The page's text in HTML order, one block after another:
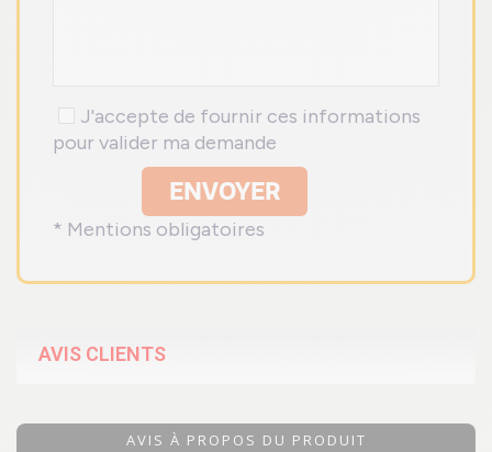
J'accepte de fournir ces informations
pour valider ma demande
ENVOYER
* Mentions obligatoires
AVIS CLIENTS
AVIS À PROPOS DU PRODUIT